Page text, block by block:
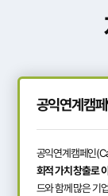
공익연계캠
공익연계캠페인
회적 가치 창출로
드와 함께 많은 기